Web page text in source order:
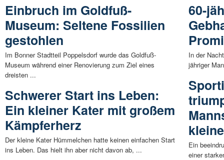
Einbruch im Goldfuß-
Museum: Seltene Fossilien
gestohlen
Im Bonner Stadtteil Poppelsdorf wurde das Goldfuß-
Museum während einer Renovierung zum Ziel eines
dreisten ...
Schwerer Start ins Leben:
Ein kleiner Kater mit großem
Kämpferherz
Der kleine Kater Hümmelchen hatte keinen einfachen Start
ins Leben. Das hielt ihn aber nicht davon ab, ...
60-
In der
jähriger
Ein
einer